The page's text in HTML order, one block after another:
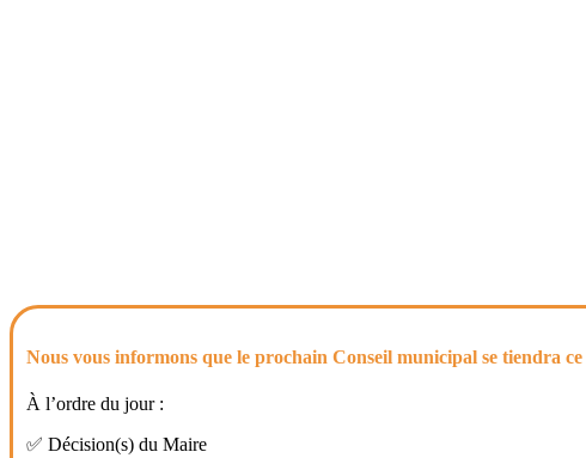
Nous vous informons que le prochain Conseil municipalse tiendra ce
À l’ordre du jour :
✅ Décision(s) du Maire